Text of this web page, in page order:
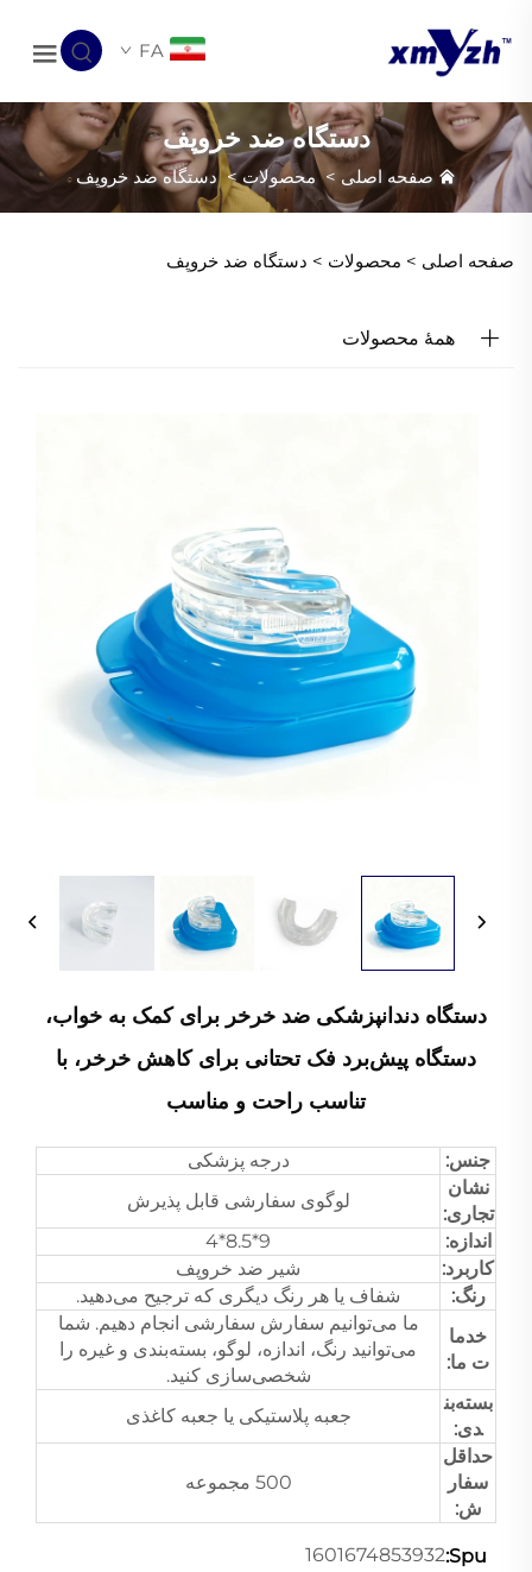
FA
دستگاه ضد خروپف
صفحه اصلی >محصولات>دستگاه ضد خروپف
صفحه اصلی > محصولات > دستگاه ضد خروپف
همهٔ محصولات
دستگاه دندانپزشکی ضد خرخر برای کمک به خواب،
دستگاه پیش‌برد فک تحتانی برای کاهش خرخر، با
تناسب راحت و مناسب
جنس:
درجه پزشکی
نشان
تجاری:
لوگوی سفارشی قابل پذیرش
اندازه:
9*8.5*4
کاربرد:
شیر ضد خروپف
رنگ:
شفاف یا هر رنگ دیگری که ترجیح می‌دهید.
خدما
ت ما:
ما می‌توانیم سفارش سفارشی انجام دهیم. شما
می‌توانید رنگ، اندازه، لوگو، بسته‌بندی و غیره را
شخصی‌سازی کنید.
بسته‌بن
دی:
جعبه پلاستیکی یا جعبه کاغذی
حداقل
سفار
ش:
500 مجموعه
Spu:
1601674853932